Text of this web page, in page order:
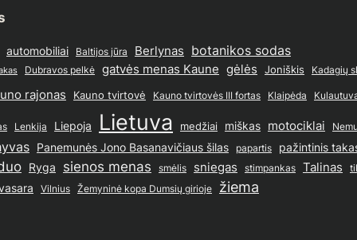
automobiliai Baltijos jūra Berlynas botanikos sodas
Dubravos pelkė gatvės menas Kaune gėlės Joniškis Kadagių
rajonas Kauno tvirtovė Kauno tvirtovės III fortas Klaipėda
Lenkija Liepoja Lietuva medžiai miškas motociklai
Panemunės Jono Basanavičiaus šilas papartis pažintinis
Ryga sienos menas smėlis sniegas stimpankas Talinas
Vilnius Žemyninė kopa Dumsių girioje žiema